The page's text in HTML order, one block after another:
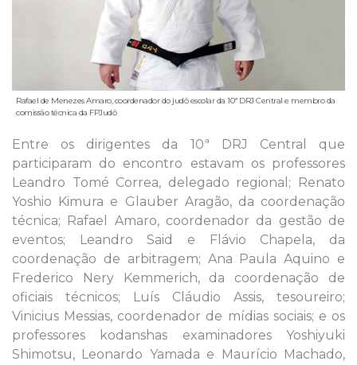
Rafael de Menezes Amaro, coordenador do judô escolar da 10ª DRJ Central e membro da
comissão técnica da FPJudô
Entre os dirigentes da 10ª DRJ Central que
participaram do encontro estavam os professores
Leandro Tomé Correa, delegado regional; Renato
Yoshio Kimura e Glauber Aragão, da coordenação
técnica; Rafael Amaro, coordenador da gestão de
eventos; Leandro Said e Flávio Chapela, da
coordenação de arbitragem; Ana Paula Aquino e
Frederico Nery Kemmerich, da coordenação de
oficiais técnicos; Luís Cláudio Assis, tesoureiro;
Vinicius Messias, coordenador de mídias sociais; e os
professores kodanshas examinadores Yoshiyuki
Shimotsu, Leonardo Yamada e Maurício Machado,